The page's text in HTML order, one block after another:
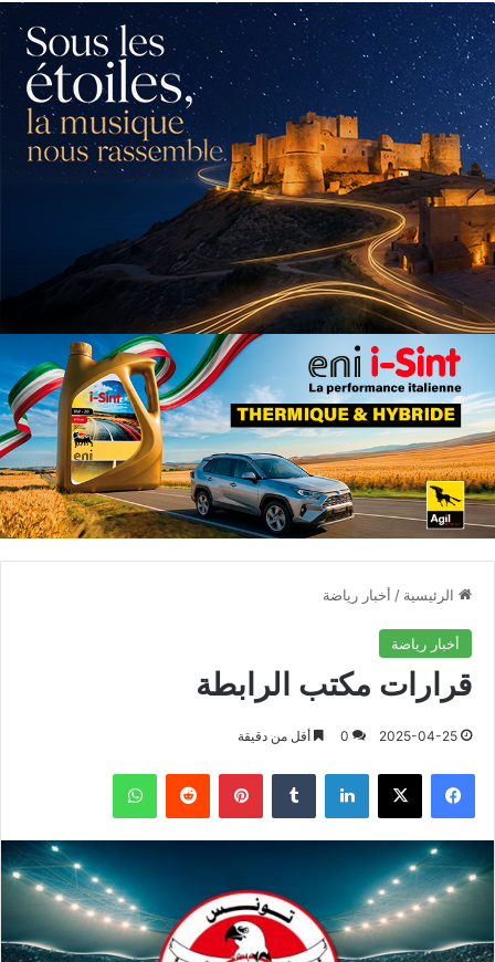
الرئيسية / أخبار رياضة
أخبار رياضة
قرارات مكتب الرابطة
2025-04-25
0 أقل من دقيقة
فيسبوك X لينكدإن بينتيريست واتساب